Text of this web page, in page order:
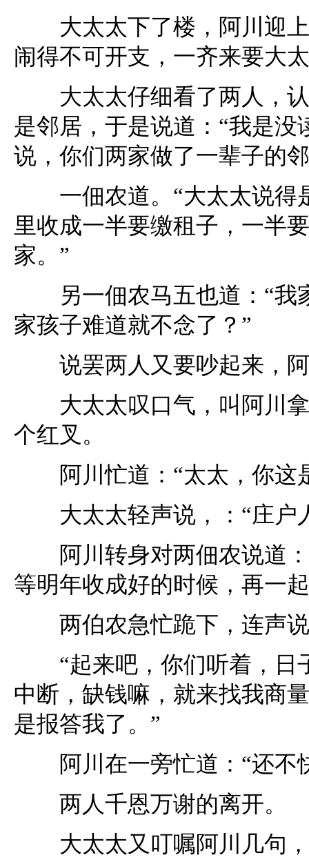
大太太下了楼，阿川迎上
闹得不可开支，一齐来要大
大太太仔细看了两人，认
是邻居，于是说道：“我是
说，你们两家做了一辈子的
一佃农道。“大太太说得
里收成一半要缴租子，一半
家。”
另一佃农马五也道：“我
家孩子难道就不念了？”
说罢两人又要吵起来，阿
大太太叹口气，叫阿川拿
个红叉。
阿川忙道：“太太，你
大太太轻声说，：“庄户
阿川转身对两佃农说道：
等明年收成好的时候，再一
两伯农急忙跪下，连声说
“起来吧，你们听着，日
中断，缺钱嘛，就来找我商
是报答我了。”
阿川在一旁忙道：“还不
两人千恩万谢的离开。
大太太又叮嘱阿川几句，